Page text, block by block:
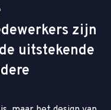
zijn
uitstekende